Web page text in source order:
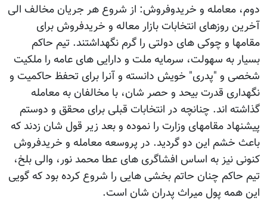
دوم، معامله و خریدوفروش: از شروع هر جریان مخالف الی
آخرین روزهای انتخابات بازار معاله و خریدفروش برای
مقامها و چوکی های دولتی را گرم نگهداشتند. تیم حاکم
بسیار به سهولت، سرمایه ملت و دارایی های عامه را ملکیت
شخصی و "پدری" خویش دانسته و آنرا برای تحفظ حاکمیت و
نگهداری قدرت بیحد و حصر شان، با مخالفان به معامله
گذاشته اند. چنانچه در انتخابات قبلی برای محقق و دوستم
پیشنهاد مقامهای وزارت را نموده و بعد زیر قول شان زدند که
باعث خشم این دو گردید. در پروسعه معامله و خریدفروش
کنونی نیز به اساس افشاگری های عطا محمد نور، والی بلخ،
تیم حاکم چنان حاتم بخشی هایی را شروع کرده بود که گویی
این همه پول میراث پدران شان است.